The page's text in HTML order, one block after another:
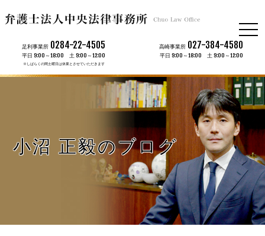
高崎事業所 027-384-4580
平日 9:00～18:00 土 9:00～12:00
足利事業所 0284-22-4505
平日 9:00～18:00 土 9:00～12:00
※しばらくの間土曜日は休業とさせていただきます
小沼 正毅のブログ